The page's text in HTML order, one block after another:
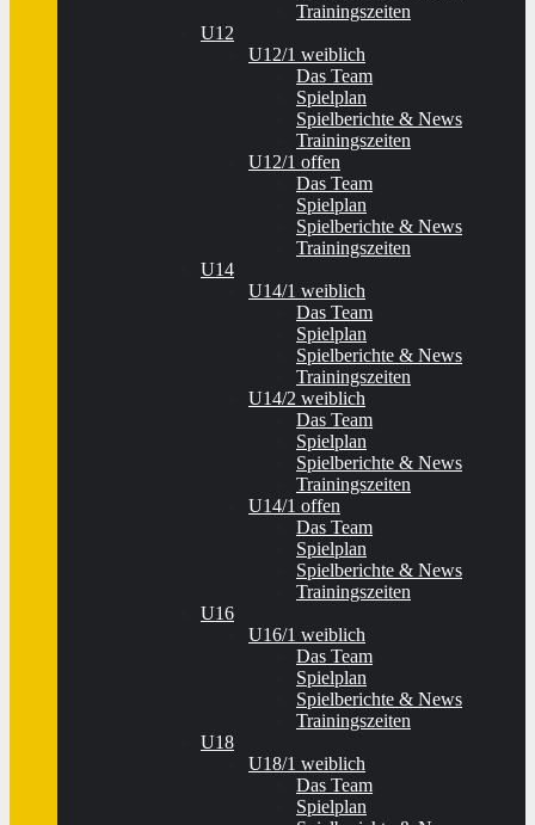
Trainingszeiten
U12
U12/1 weiblich
Das Team
Spielplan
Spielberichte & News
Trainingszeiten
U12/1 offen
Das Team
Spielplan
Spielberichte & News
Trainingszeiten
U14
U14/1 weiblich
Das Team
Spielplan
Spielberichte & News
Trainingszeiten
U14/2 weiblich
Das Team
Spielplan
Spielberichte & News
Trainingszeiten
U14/1 offen
Das Team
Spielplan
Spielberichte & News
Trainingszeiten
U16
U16/1 weiblich
Das Team
Spielplan
Spielberichte & News
Trainingszeiten
U18
U18/1 weiblich
Das Team
Spielplan